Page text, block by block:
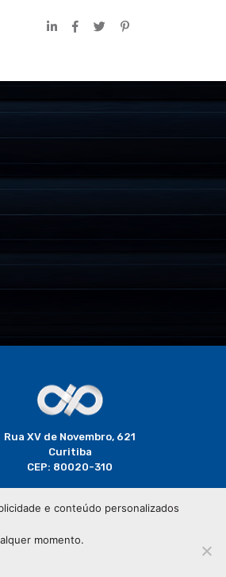
Rua XV de Novembro, 621
Curitiba
CEP: 80020-310
(41) 3320-2929
e conteúdo personalizados
momento.